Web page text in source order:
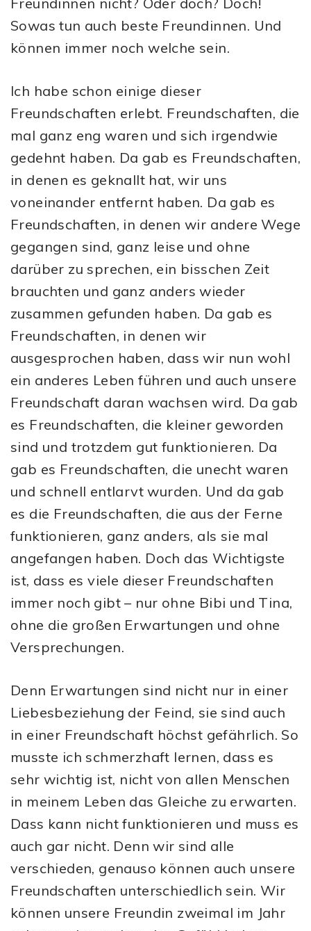
Sowas tun auch beste Freundinnen. Und
können immer noch welche sein.
Ich habe schon einige dieser
Freundschaften erlebt. Freundschaften, die
mal ganz eng waren und sich irgendwie
gedehnt haben. Da gab es Freundschaften,
in denen es geknallt hat, wir uns
voneinander entfernt haben. Da gab es
Freundschaften, in denen wir andere Wege
gegangen sind, ganz leise und ohne
darüber zu sprechen, ein bisschen Zeit
brauchten und ganz anders wieder
zusammen gefunden haben. Da gab es
Freundschaften, in denen wir
ausgesprochen haben, dass wir nun wohl
ein anderes Leben führen und auch unsere
Freundschaft daran wachsen wird. Da gab
es Freundschaften, die kleiner geworden
sind und trotzdem gut funktionieren. Da
gab es Freundschaften, die unecht waren
und schnell entlarvt wurden. Und da gab
es die Freundschaften, die aus der Ferne
funktionieren, ganz anders, als sie mal
angefangen haben. Doch das Wichtigste
ist, dass es viele dieser Freundschaften
immer noch gibt – nur ohne Bibi und Tina,
ohne die großen Erwartungen und ohne
Versprechungen.
Denn Erwartungen sind nicht nur in einer
Liebesbeziehung der Feind, sie sind auch
in einer Freundschaft höchst gefährlich. So
musste ich schmerzhaft lernen, dass es
sehr wichtig ist, nicht von allen Menschen
in meinem Leben das Gleiche zu erwarten.
Dass kann nicht funktionieren und muss es
auch gar nicht. Denn wir sind alle
verschieden, genauso können auch unsere
Freundschaften unterschiedlich sein. Wir
können unsere Freundin zweimal im Jahr